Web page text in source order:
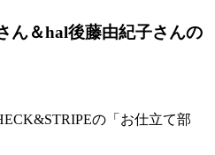
＆hal後藤由紀子さんの
の「お仕立て部